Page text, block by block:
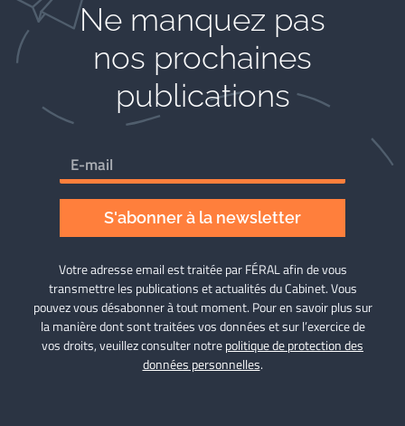
Ne manquez pas
nos prochaines
publications
S'abonner à la newsletter
Votre adresse email est traitée par FÉRAL afin de vous
transmettre les publications et actualités du Cabinet. Vous
pouvez vous désabonner à tout moment. Pour en savoir plus sur
la manière dont sont traitées vos données et sur l’exercice de
vos droits, veuillez consulter notrepolitique de protection des
données personnelles.